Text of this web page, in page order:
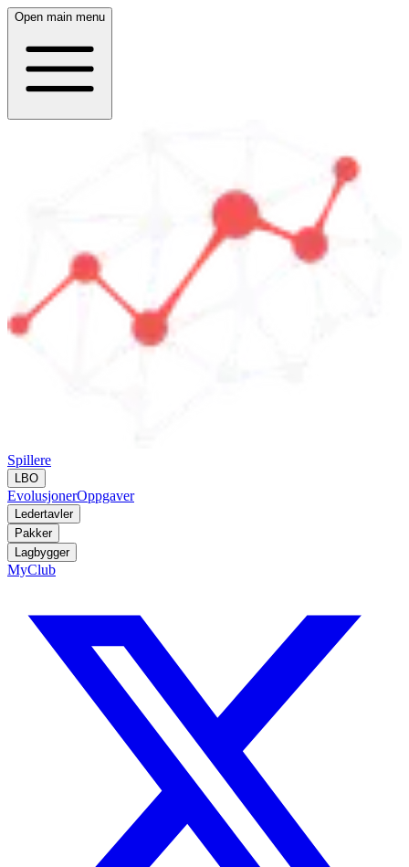
Open main menu
Spillere
LBO
EvolusjonerOppgaver
Ledertavler
Pakker
Lagbygger
MyClub